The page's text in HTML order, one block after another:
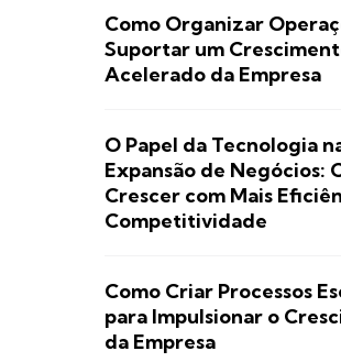
Como Organizar
Suportar um
Acelerado da Empresa
O Papel da Tecnologia
Expansão de Negócios:
Crescer com Mais
Competitividade
Como Criar Processos
para Impulsionar o
da Empresa